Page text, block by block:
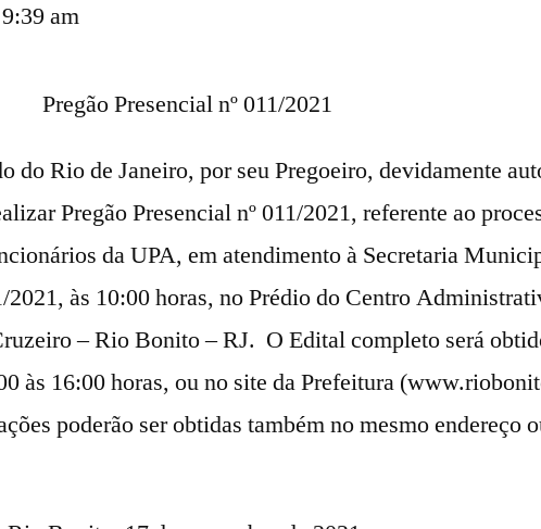
9:39 am
Pregão Presencial nº 011/2021
Rio de Janeiro, por seu Pregoeiro, devidamente
Pregão Presencial nº 011/2021, referente ao
da UPA, em atendimento à Secretaria
2021, às 10:00 horas, no Prédio do Centro
– Rio Bonito – RJ. O Edital completo será
às 16:00 horas, ou no site da Prefeitura
poderão ser obtidas também no mesmo endereço